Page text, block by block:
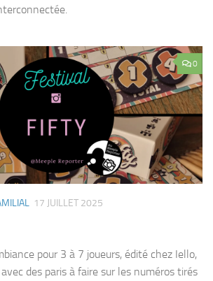
0
17 JUILLET 2025
pour 3 à 7 joueurs, édité chez Iello,
des paris à faire sur les numéros tirés